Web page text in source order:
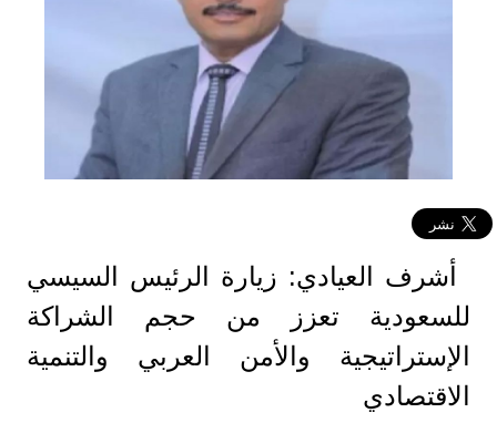
أشرف العيادي: زيارة الرئيس السيسي
للسعودية تعزز من حجم الشراكة
الإستراتيجية والأمن العربي والتنمية
الاقتصادي